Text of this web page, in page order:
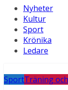
Nyheter
Kultur
Sport
Krönika
Ledare
SportTräning